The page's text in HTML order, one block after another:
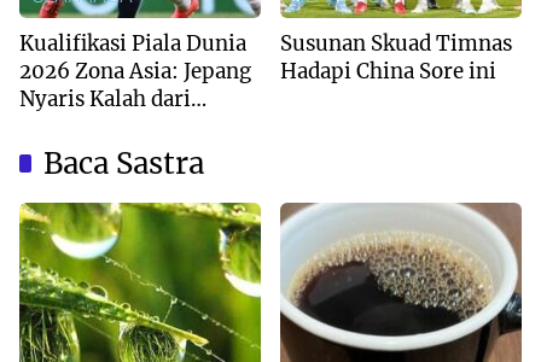
Kualifikasi Piala Dunia
2026 Zona Asia: Jepang
Nyaris Kalah dari
Susunan Skuad Timnas
Hadapi China Sore ini
Baca Sastra